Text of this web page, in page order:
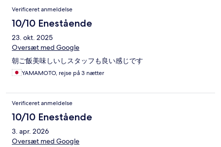
Verificeret anmeldelse
10/10 Enestående
23. okt. 2025
Oversæt med Google
朝ご飯美味しいしスタッフも良い感じです
YAMAMOTO, rejse på 3 nætter
Verificeret anmeldelse
10/10 Enestående
3. apr. 2026
Oversæt med Google